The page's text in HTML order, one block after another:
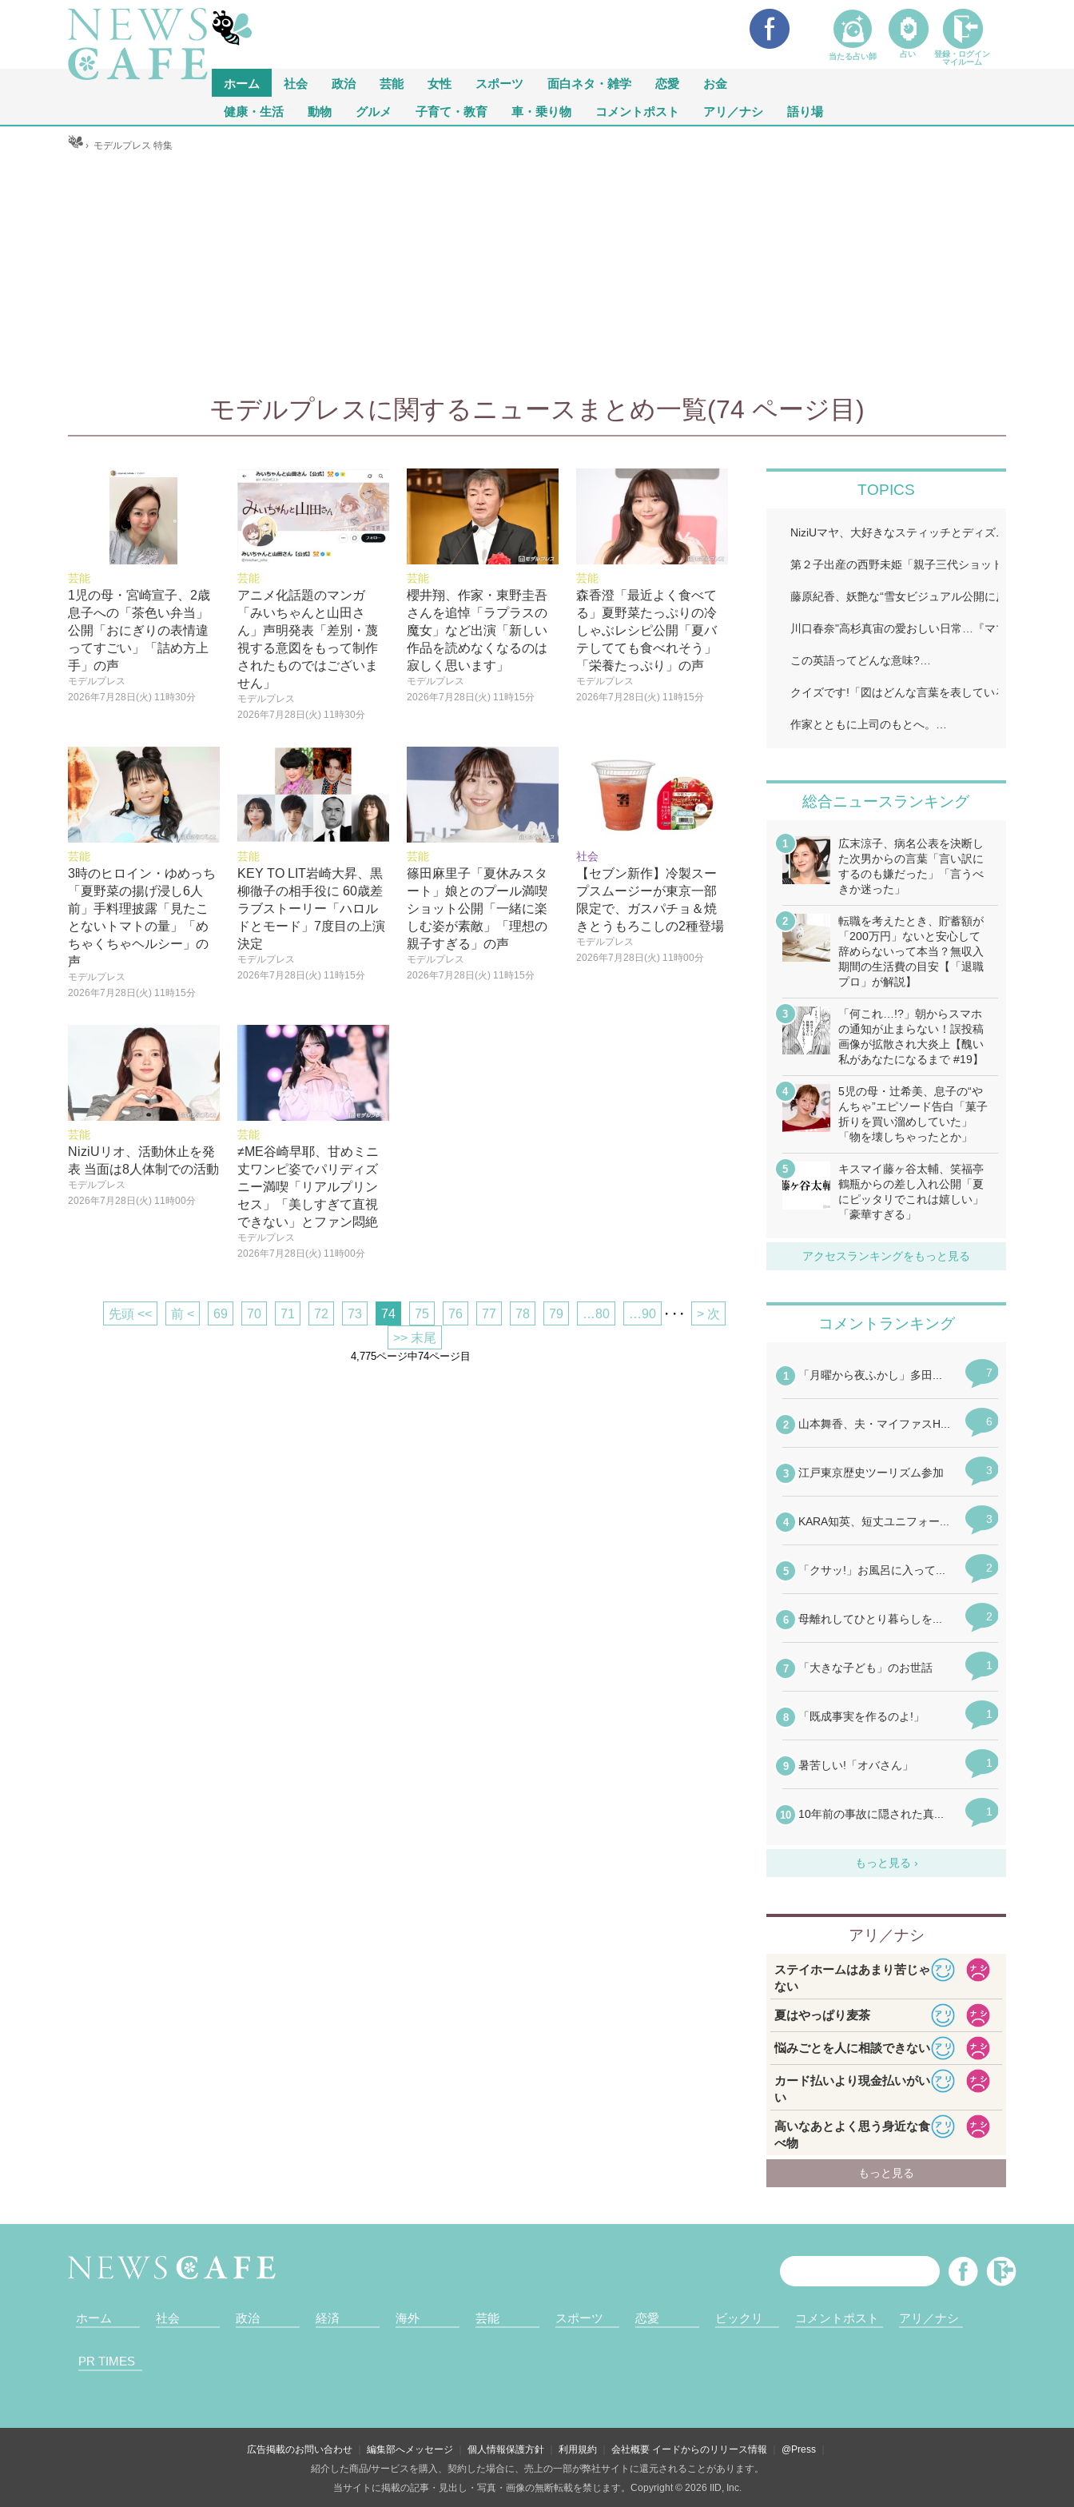
ホーム 社会 政治 芸能 女性 スポーツ 面白ネタ・雑学 恋愛 お金
健康・生活 動物 グルメ 子育て・教育 車・乗り物 コメントポスト アリ／ナシ 語り場
ホーム › モデルプレス 特集
モデルプレスに関するニュースまとめ一覧(74 ページ目)
芸能
1児の母・宮崎宣子、2歳
息子への「茶色い弁当」
公開「おにぎりの表情違
ってすごい」「詰め方上
手」の声
モデルプレス
2026年7月28日(火) 11時30分
芸能
アニメ化話題のマンガ
「みいちゃんと山田さ
ん」声明発表「差別・蔑
視する意図をもって制作
されたものではございま
せん」
モデルプレス
2026年7月28日(火) 11時30分
芸能
櫻井翔、作家・東野圭吾
さんを追悼「ラプラスの
魔女」など出演「新しい
作品を読めなくなるのは
寂しく思います」
モデルプレス
2026年7月28日(火) 11時15分
芸能
森香澄「最近よく食べて
る」夏野菜たっぷりの冷
しゃぶレシピ公開「夏バ
テしてても食べれそう」
「栄養たっぷり」の声
モデルプレス
2026年7月28日(火) 11時15分
芸能
3時のヒロイン・ゆめっち
「夏野菜の揚げ浸し6人
前」手料理披露「見たこ
とないトマトの量」「め
ちゃくちゃヘルシー」の
声
モデルプレス
2026年7月28日(火) 11時15分
芸能
KEY TO LIT岩崎大昇、黒
柳徹子の相手役に 60歳差
ラブストーリー「ハロル
ドとモード」7度目の上演
決定
モデルプレス
2026年7月28日(火) 11時15分
芸能
篠田麻里子「夏休みスタ
ート」娘とのプール満喫
ショット公開「一緒に楽
しむ姿が素敵」「理想の
親子すぎる」の声
モデルプレス
2026年7月28日(火) 11時15分
社会
【セブン新作】冷製スー
プスムージーが東京一部
限定で、ガスパチョ＆焼
きとうもろこしの2種登場
モデルプレス
2026年7月28日(火) 11時00分
芸能
NiziUリオ、活動休止を発
表 当面は8人体制での活動
モデルプレス
2026年7月28日(火) 11時00分
芸能
≠ME谷崎早耶、甘めミニ
丈ワンピ姿でパリディズ
ニー満喫「リアルプリン
セス」「美しすぎて直視
できない」とファン悶絶
モデルプレス
2026年7月28日(火) 11時00分
先頭 << 前 < 69 70 71 72 73 74 75 76 77 78 79 …80 …90 ・・・
> 次
>> 末尾
4,775ページ中74ページ目
TOPICS
NiziUマヤ、大好きなスティッチとディズニー満喫「愛
第２子出産の西野未姫「親子三代ショット」…
藤原紀香、妖艶な“雪女ビジュアル公開に反響続々「美
川口春奈"高杉真宙の愛おしい日常…『ママがもうこの
この英語ってどんな意味?…
クイズです!「図はどんな言葉を表している?」…
作家とともに上司のもとへ。…
総合ニュースランキング
広末涼子、病名公表を決断し
た次男からの言葉「言い訳に
するのも嫌だった」「言うべ
きか迷った」
転職を考えたとき、貯蓄額が
「200万円」ないと安心して
辞めらないって本当？無収入
期間の生活費の目安【「退職
プロ」が解説】
「何これ…!?」朝からスマホ
の通知が止まらない！誤投稿
画像が拡散され大炎上【醜い
私があなたになるまで #19】
5児の母・辻希美、息子の“や
んちゃ”エピソード告白「菓子
折りを買い溜めしていた」
「物を壊しちゃったとか」
キスマイ藤ヶ谷太輔、笑福亭
鶴瓶からの差し入れ公開「夏
にピッタリでこれは嬉しい」
「豪華すぎる」
アクセスランキングをもっと見る
ホーム 社会 政治 経済 海外 芸能 スポーツ 恋愛 ビックリ コメントポスト アリ／ナシ
PR TIMES
広告掲載のお問い合わせ 編集部へメッセージ 個人情報保護方針 利用規約 会社概要 イードからのリリース情報
@Press
紹介した商品/サービスを購入、契約した場合に、売上の一部が弊社サイトに還元されることがあります。
当サイトに掲載の記事・見出し・写真・画像の無断転載を禁じます。Copyright © 2026 IID, Inc.
当たる占い師 占い
登録・ログイン
マイルーム